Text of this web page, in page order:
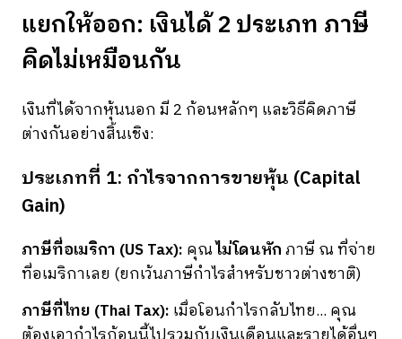
แยกให้ออก: เงินได้ 2 ประเภท ภาษี
คิดไม่เหมือนกัน
เงินที่ได้จากหุ้นนอก มี 2 ก้อนหลักๆ และวิธีคิดภาษี
ต่างกันอย่างสิ้นเชิง:
ประเภทที่ 1: กำไรจากการขายหุ้น (Capital
Gain)
ภาษีที่อเมริกา (US Tax): คุณไม่โดนหักภาษี ณ ที่จ่าย
ที่อเมริกาเลย (ยกเว้นภาษีกำไรสำหรับชาวต่างชาติ)
ภาษีที่ไทย (Thai Tax): เมื่อโอนกำไรกลับไทย... คุณ